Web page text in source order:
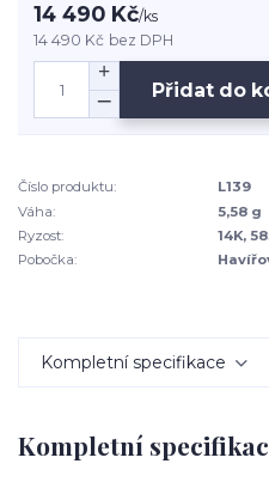
14 490 Kč/ks
14 490 Kč bez DPH
Přidat do
Číslo produktu:
L139
Váha:
5,58 g
Ryzost:
14K,
Pobočka:
Kompletní specifikace
Kompletní